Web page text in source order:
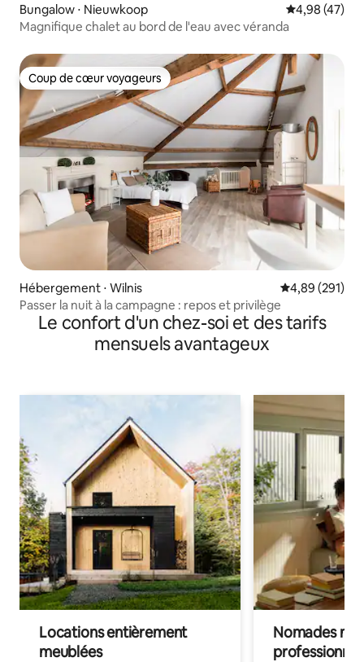
Bungalow ⋅ Nieuwkoop Évaluation
4,98 (47)
Magnifique chalet au bord de l'eau avec véranda
Coup de cœur voyageurs
Coup de cœur voyageurs
Hébergement ⋅ Wilnis Évaluation
4,89 (291)
Passer la nuit à la campagne : repos et privilège
Le confort d'un chez-soi et des tarifs
mensuels avantageux
Locations entièrement
meublées
Nomades